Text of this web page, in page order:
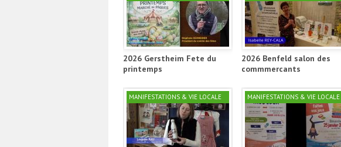
2026 Gerstheim Fete du
printemps
2026 Benfeld salon des
commmercants
MANIFESTATIONS & VIE LOCALE MANIFESTATIONS & VIE LOCALE